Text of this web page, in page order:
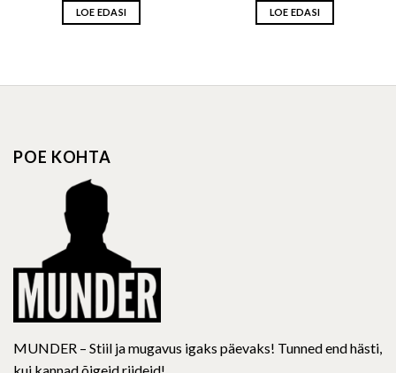
LOE EDASI LOE EDASI
POE KOHTA
MUNDER – Stiil ja mugavus igaks päevaks! Tunned end hästi,